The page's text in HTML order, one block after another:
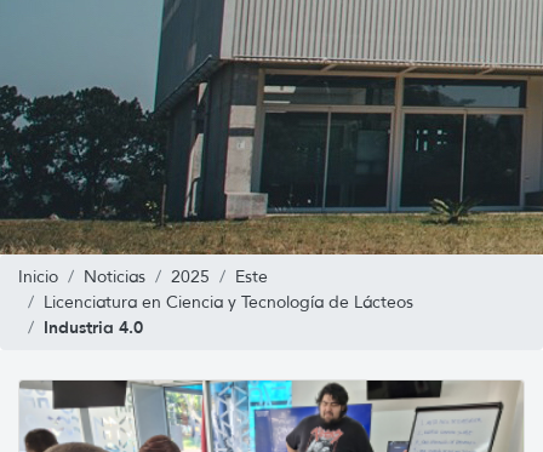
Inicio Noticias 2025
Este
Licenciatura en Ciencia y Tecnología de Lácteos
Industria 4.0